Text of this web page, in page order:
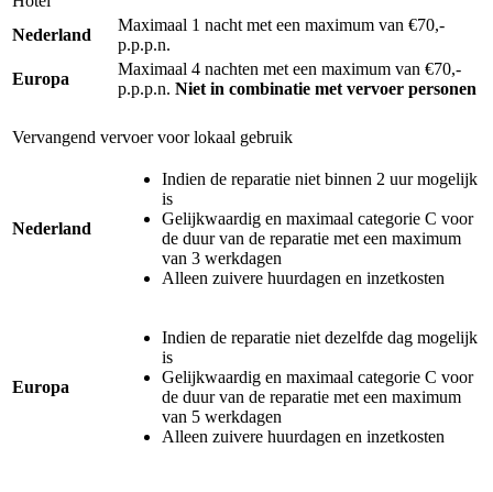
Nederland
Maximaal 1 nacht met een maximum van €70,-
p.p.p.n.
Europa
Maximaal 4 nachten met een maximum van €70,-
p.p.p.n. Niet in combinatie met vervoer personen
Vervangend vervoer voor lokaal gebruik
Nederland
Indien de reparatie niet binnen 2 uur mogelijk
is
Gelijkwaardig en maximaal categorie C voor
de duur van de reparatie met een maximum
van 3 werkdagen
Alleen zuivere huurdagen en inzetkosten
Europa
Indien de reparatie niet dezelfde dag mogelijk
is
Gelijkwaardig en maximaal categorie C voor
de duur van de reparatie met een maximum
van 5 werkdagen
Alleen zuivere huurdagen en inzetkosten